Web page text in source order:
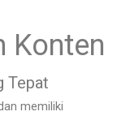
Konten
Tepat
memiliki